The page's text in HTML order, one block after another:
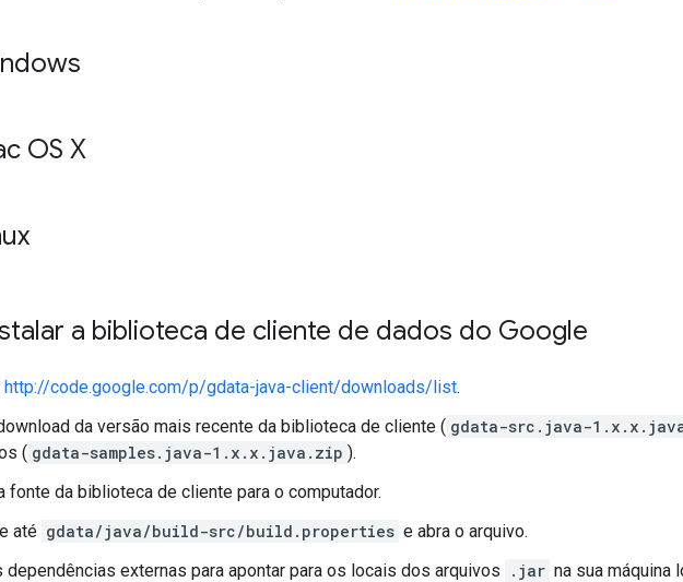
OS X
a biblioteca de cliente de dados do Google
http://code.google.com/p/gdata-java-client/downloads/list.
download da versão mais recente da biblioteca de cliente ( gdata-src.java-
( gdata-samples.java-1.x.x.java.zip ).
a fonte da biblioteca de cliente para o computador.
até gdata/java/build-src/build.properties e abra o arquivo.
dependências externas para apontar para os locais dos arquivos
.jar na sua máquina